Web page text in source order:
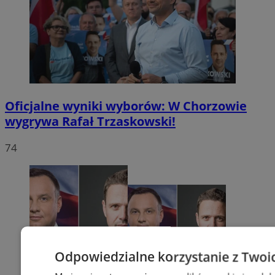
Oficjalne wyniki wyborów: W Chorzowie
wygrywa Rafał Trzaskowski!
74
Odpowiedzialne korzystanie z